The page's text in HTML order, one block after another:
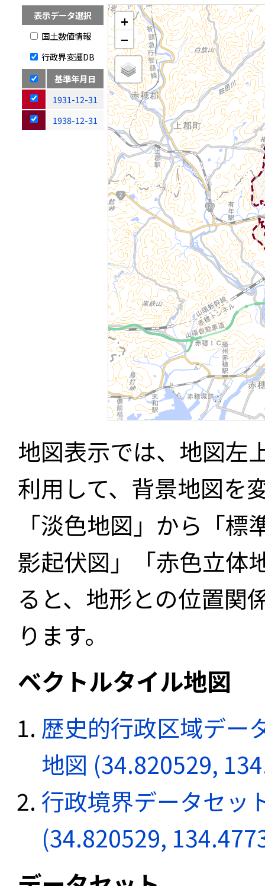
表示データ選択
国土数値情報
行政界変遷DB
基準年月日
1931-12-31
1938-12-31
+
−
地図表示では、地図左
利用して、背景地図を
「淡色地図」から「
影起伏図」「赤色立体
ると、地形との位置関
ります。
ベクトルタイル地図
歴史的行政区域デー
地図 (34.820529,
行政境界データセッ
(34.820529,